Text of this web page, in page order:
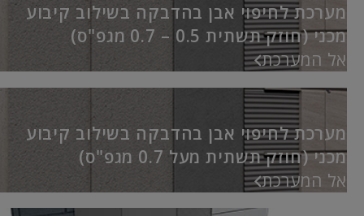
מערכת לחיפוי אבן בהדבקה בשילוב קיבוע
מכני (חוזק תשתית 0.5 – 0.7 מגפ"ס)
אל המערכת
מערכת לחיפוי אבן בהדבקה בשילוב קיבוע
מכני (חוזק תשתית מעל 0.7 מגפ"ס)
אל המערכת